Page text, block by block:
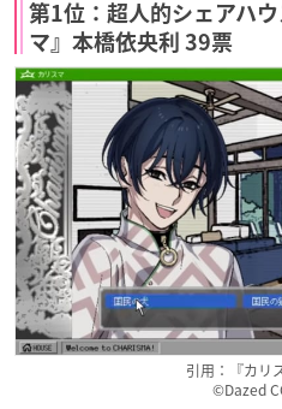
第1位：超人的シェアハ
マ』本橋依央利 39票
引用：『カリ
©Dazed